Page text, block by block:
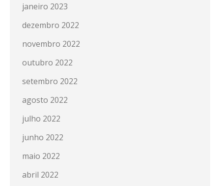
janeiro 2023
dezembro 2022
novembro 2022
outubro 2022
setembro 2022
agosto 2022
julho 2022
junho 2022
maio 2022
abril 2022